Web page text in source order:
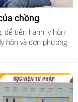
chồng
để tiến hành ly hôn
hôn và đơn phương